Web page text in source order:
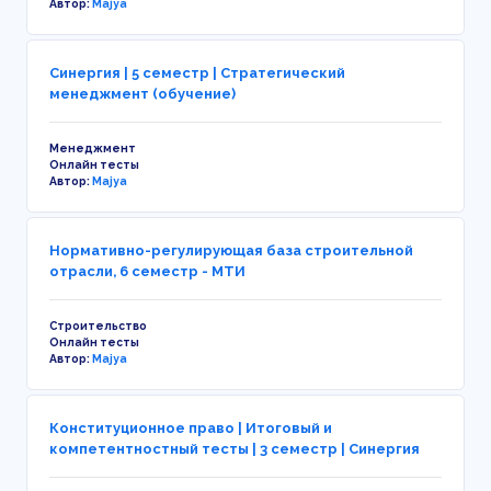
Автор: Majya
Синергия | 5 семестр | Стратегический
менеджмент (обучение)
Менеджмент
Онлайн тесты
Автор:Majya
Нормативно-регулирующая база строительной
отрасли, 6 семестр - МТИ
Строительство
Онлайн тесты
Автор:Majya
Конституционное право | Итоговый и
компетентностный тесты | 3 семестр | Синергия